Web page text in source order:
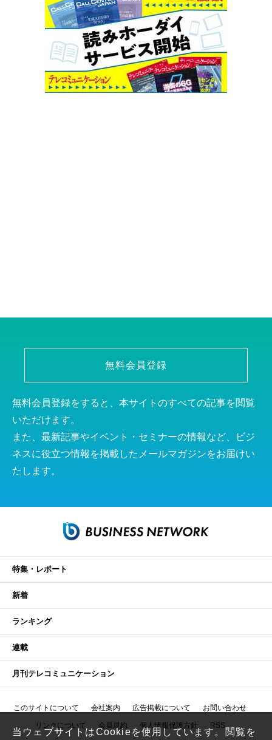
無料会員登録
無料会員登録をすると、本サイトのすべての記事を閲覧
いただけます。
また、最新記事やイベント・セミナーの情報など、ビジ
ネスに役立つ情報を掲載したメールマガジンをお届けい
たします。
特集・レポート
新着
ランキング
連載
月刊テレコミュニケーション
このサイトについて 会社案内 広告掲載について お問い合わせ
リンクについて 会員規約 個人情報保護方針 RSS
当ウェブサイトはCookieを使用しています。閲覧を